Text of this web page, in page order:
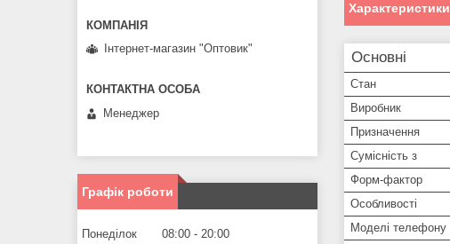
Характеристики
Основні
Стан
Виробник
Призначення
Сумісність з
Форм-фактор
Особливості
Моделі телефону
Інтернет-магазин "Оптовик"
Менеджер
Графік роботи
Понеділок 08:00
20:00